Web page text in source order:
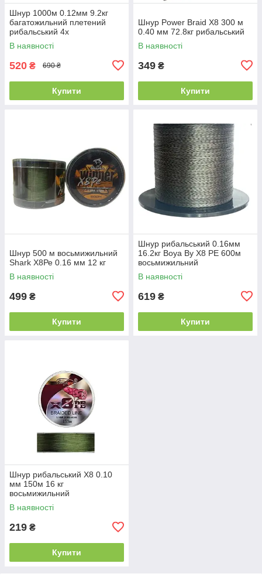
Шнур 1000м 0.12мм 9.2кг
багатожильний плетений
рибальський 4х
В наявності
520 ₴ 690 ₴
Купити
Шнур Power Braid X8 300 м
0.40 мм 72.8кг рибальський
В наявності
349 ₴
Купити
Шнур 500 м восьмижильний
Shark X8Ре 0.16 мм 12 кг
В наявності
499 ₴
Купити
Шнур рибальський 0.16мм
16.2кг Boya By X8 PE 600м
восьмижильний
В наявності
619 ₴
Купити
Шнур рибальський X8 0.10
мм 150м 16 кг
восьмижильний
В наявності
219 ₴
Купити